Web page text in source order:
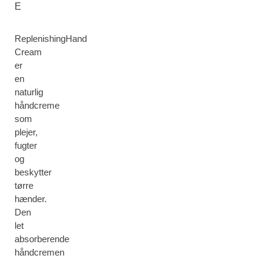
E
ReplenishingHand
Cream
er
en
naturlig
håndcreme
som
plejer,
fugter
og
beskytter
tørre
hænder.
Den
let
absorberende
håndcremen